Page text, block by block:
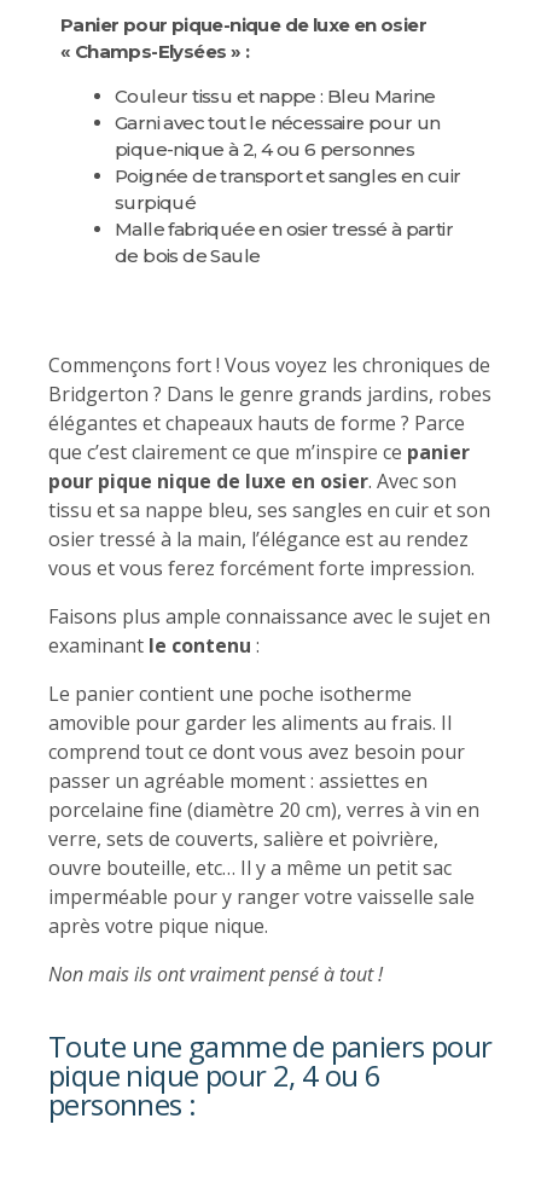
Panier pour pique-nique de luxe en osier
« Champs-Elysées » :
Couleur tissu et nappe : Bleu Marine
Garni avec tout le nécessaire pour un
pique-nique à 2, 4 ou 6 personnes
Poignée de transport et sangles en cuir
surpiqué
Malle fabriquée en osier tressé à partir
de bois de Saule
Commençons fort ! Vous voyez les chroniques de
Bridgerton ? Dans le genre grands jardins, robes
élégantes et chapeaux hauts de forme ? Parce
que c’est clairement ce que m’inspire ce panier
pour pique nique de luxe en osier. Avec son
tissu et sa nappe bleu, ses sangles en cuir et son
osier tressé à la main, l’élégance est au rendez
vous et vous ferez forcément forte impression.
Faisons plus ample connaissance avec le sujet en
examinant le contenu :
Le panier contient une poche isotherme
amovible pour garder les aliments au frais. Il
comprend tout ce dont vous avez besoin pour
passer un agréable moment : assiettes en
porcelaine fine (diamètre 20 cm), verres à vin en
verre, sets de couverts, salière et poivrière,
ouvre bouteille, etc… Il y a même un petit sac
imperméable pour y ranger votre vaisselle sale
après votre pique nique.
Non mais ils ont vraiment pensé à tout !
Toute une gamme de paniers pour
pique nique pour 2, 4 ou 6
personnes :